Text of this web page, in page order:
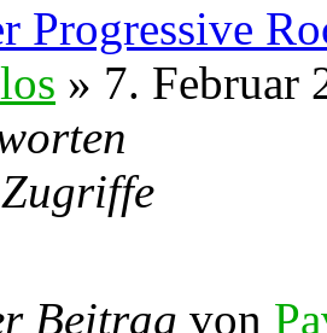
Progressive
» 7. Februar
Zugriffe
Beitrag von